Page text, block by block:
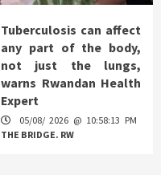
Tuberculosis can affect
any part of the body,
not just the lungs,
warns Rwandan Health
Expert
05/08/ 2026 @ 10:58:13 PM
THE BRIDGE. RW